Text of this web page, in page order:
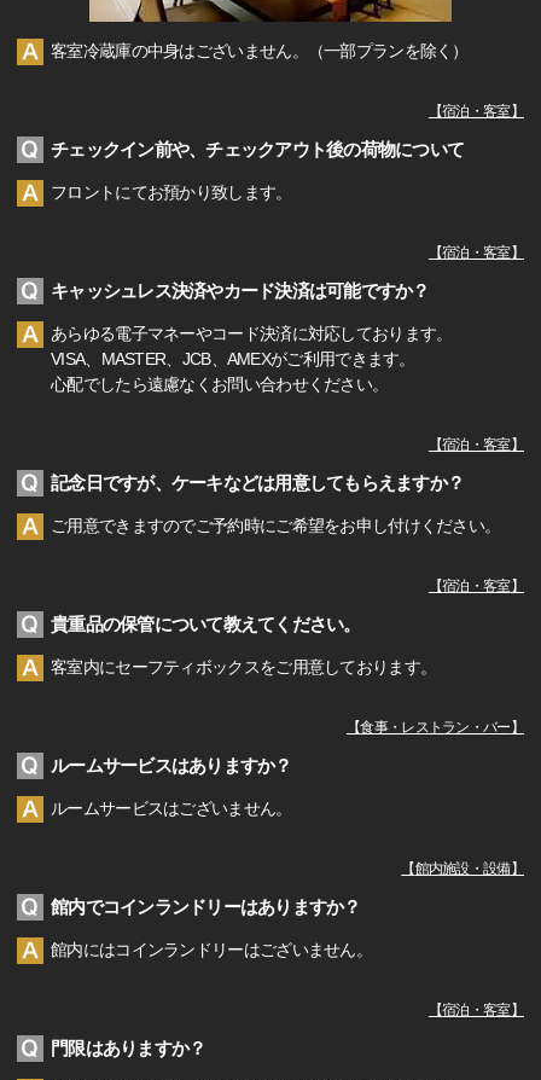
客室冷蔵庫の中身はございません。（一部プランを除く）
【宿泊・客室】
チェックイン前や、チェックアウト後の荷物について
フロントにてお預かり致します。
【宿泊・客室】
キャッシュレス決済やカード決済は可能ですか？
あらゆる電子マネーやコード決済に対応しております。
VISA、MASTER、JCB、AMEXがご利用できます。
心配でしたら遠慮なくお問い合わせください。
【宿泊・客室】
記念日ですが、ケーキなどは用意してもらえますか？
ご用意できますのでご予約時にご希望をお申し付けください。
【宿泊・客室】
貴重品の保管について教えてください。
客室内にセーフティボックスをご用意しております。
【食事・レストラン・バー 】
ルームサービスはありますか？
ルームサービスはございません。
【館内施設・設備】
館内でコインランドリーはありますか？
館内にはコインランドリーはございません。
【宿泊・客室】
門限はありますか？